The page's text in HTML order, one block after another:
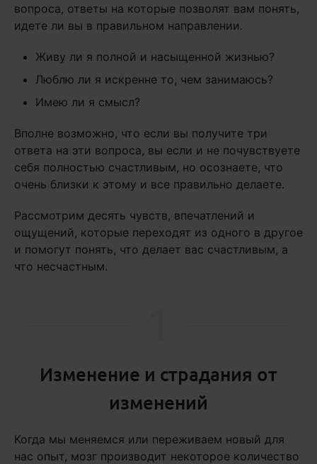
вопроса, ответы на которые позволят вам понять,
идете ли вы в правильном направлении.
Живу ли я полной и насыщенной жизнью?
Люблю ли я искренне то, чем занимаюсь?
Имею ли я смысл?
Вполне возможно, что если вы получите три
ответа на эти вопроса, вы если и не почувствуете
себя полностью счастливым, но осознаете, что
очень близки к этому и все правильно делаете.
Рассмотрим десять чувств, впечатлений и
ощущений, которые переходят из одного в другое
и помогут понять, что делает вас счастливым, а
что несчастным.
Изменение и страдания от
изменений
Когда мы меняемся или переживаем новый для
нас опыт, мозг производит некоторое количество